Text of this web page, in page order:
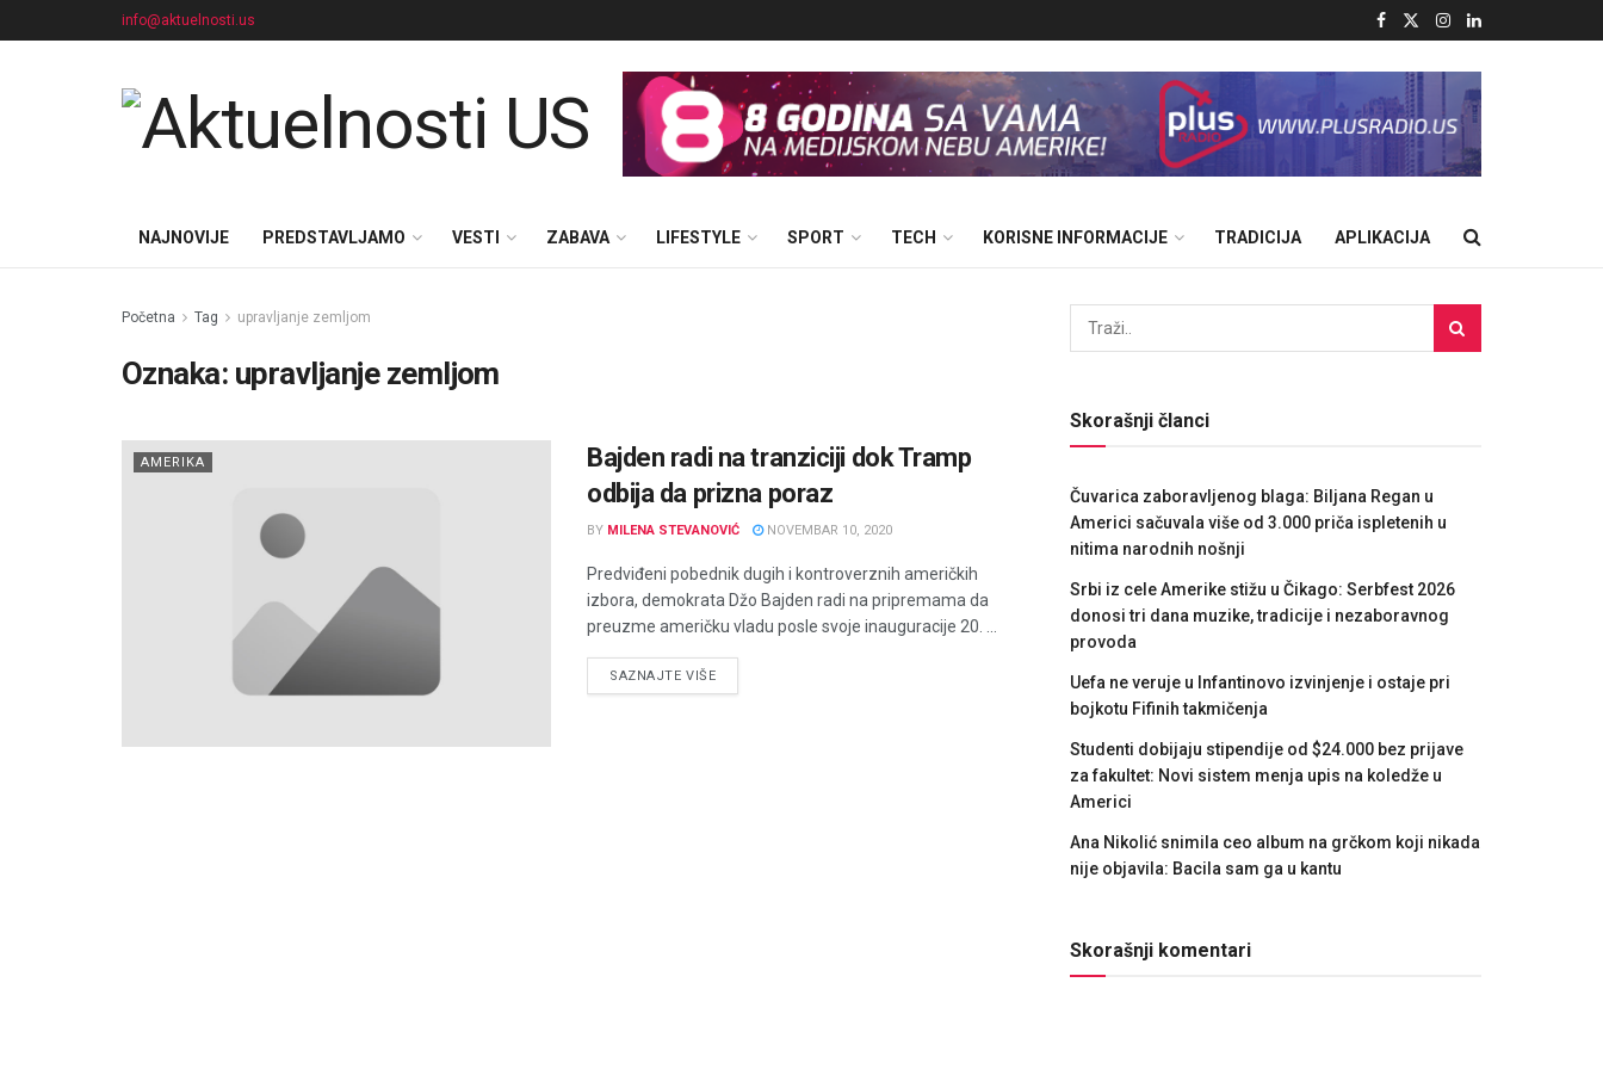
info@aktuelnosti.us
NAJNOVIJE PREDSTAVLJAMO VESTI ZABAVA LIFESTYLE SPORT TECH KORISNE INFORMACIJE TRADICIJA APLIKACIJA
Početna Tag upravljanje zemljom
Oznaka: upravljanje zemljom
AMERIKA
Bajden radi na tranziciji dok Tramp
odbija da prizna poraz
BY MILENA STEVANOVIĆ NOVEMBAR 10, 2020
Predviđeni pobednik dugih i kontroverznih američkih
izbora, demokrata Džo Bajden radi na pripremama da
preuzme američku vladu posle svoje inauguracije 20. ...
SAZNAJTE VIŠEDETAILS
Skorašnji članci
Čuvarica zaboravljenog blaga: Biljana Regan u
Americi sačuvala više od 3.000 priča ispletenih u
nitima narodnih nošnji
Srbi iz cele Amerike stižu u Čikago: Serbfest 2026
donosi tri dana muzike, tradicije i nezaboravnog
provoda
Uefa ne veruje u Infantinovo izvinjenje i ostaje pri
bojkotu Fifinih takmičenja
Studenti dobijaju stipendije od $24.000 bez prijave
za fakultet: Novi sistem menja upis na koledže u
Americi
Ana Nikolić snimila ceo album na grčkom koji nikada
nije objavila: Bacila sam ga u kantu
Skorašnji komentari